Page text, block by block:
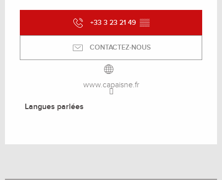
+33 3 23 21 49 ▒▒
CONTACTEZ-NOUS
www.capaisne.fr
Langues parlées
Langues parlées